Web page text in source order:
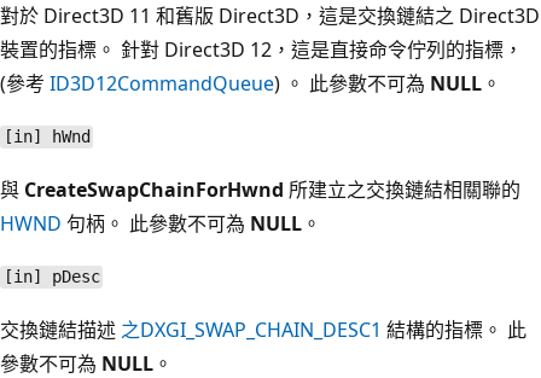
對於 Direct3D 11 和舊版 Direct3D，這是交換鏈結之 Direct3D
裝置的指標。 針對 Direct3D 12，這是直接命令佇列的指標，
(參考 ID3D12CommandQueue) 。 此參數不可為 NULL 。
[in] hWnd
與 CreateSwapChainForHwnd 所建立之交換鏈結相關聯的
HWND 句柄。 此參數不可為 NULL 。
[in] pDesc
交換鏈結描述 之DXGI_SWAP_CHAIN_DESC1 結構的指標。 此
參數不可為 NULL 。